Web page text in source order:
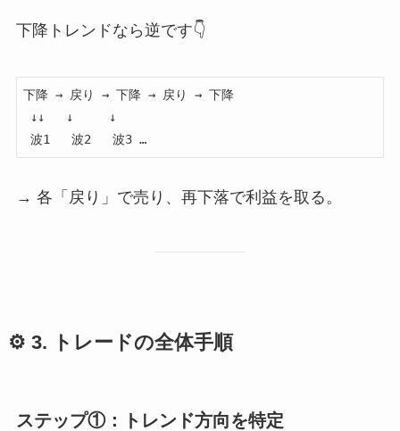
下降トレンドなら逆です👇
下降 → 戻り → 下降 → 戻り → 下降
波1   波2   波3 …
→ 各「戻り」で売り、再下落で利益を取る。
⚙️ 3. トレードの全体手順
ステップ①：トレンド方向を特定